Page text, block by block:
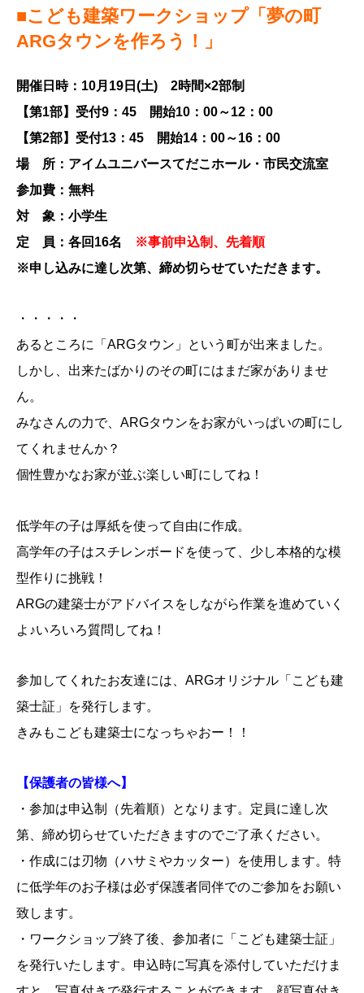
■こども建築ワークショップ「夢の町
ARGタウンを作ろう！」
開催日時：10月19日(土) 2時間×2部制
【第1部】受付9：45 開始10：00～12：00
【第2部】受付13：45 開始14：00～16：00
場 所：アイムユニバースてだこホール・市民交流室
参加費：無料
対 象：小学生
定 員：各回16名
※事前申込制、先着順
※申し込みに達し次第、締め切らせていただきます。
・・・・・
あるところに「ARGタウン」という町が出来ました。
しかし、出来たばかりのその町にはまだ家がありませ
ん。
みなさんの力で、ARGタウンをお家がいっぱいの町にし
てくれませんか？
個性豊かなお家が並ぶ楽しい町にしてね！
低学年の子は厚紙を使って自由に作成。
高学年の子はスチレンボードを使って、少し本格的な模
型作りに挑戦！
ARGの建築士がアドバイスをしながら作業を進めていく
よ♪いろいろ質問してね！
参加してくれたお友達には、ARGオリジナル「こども建
築士証」を発行します。
きみもこども建築士になっちゃおー！！
【保護者の皆様へ】
・参加は申込制（先着順）となります。定員に達し次
第、締め切らせていただきますのでご了承ください。
・作成には刃物（ハサミやカッター）を使用します。特
に低学年のお子様は必ず保護者同伴でのご参加をお願い
致します。
・ワークショップ終了後、参加者に「こども建築士証」
を発行いたします。申込時に写真を添付していただけま